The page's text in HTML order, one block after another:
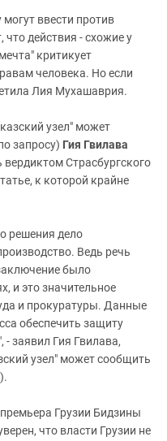
ввести против
действия - схожие у
критикует
человека. Но если
Лия Мухашаврия.
узел" может
запросу) Гия Гвилава
вердиктом Страсбургского
к которой крайне
решения дело
Ведь речь
было
и это значительное
и прокуратуры. Данные
обеспечить защиту
заявил Гия Гвилава,
узел" может сообщить
Грузии Бидзины
что власти Грузии не